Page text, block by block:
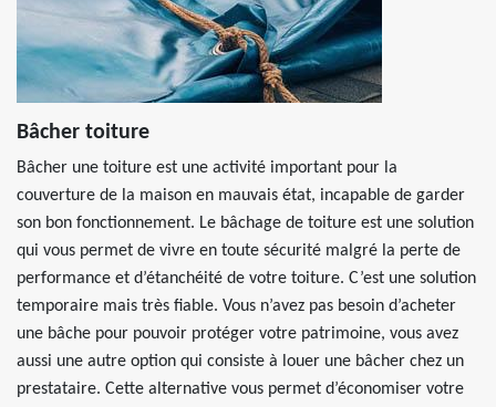
Bâcher toiture
Bâcher une toiture est une activité important pour la
couverture de la maison en mauvais état, incapable de garder
son bon fonctionnement. Le bâchage de toiture est une solution
qui vous permet de vivre en toute sécurité malgré la perte de
performance et d’étanchéité de votre toiture. C’est une solution
temporaire mais très fiable. Vous n’avez pas besoin d’acheter
une bâche pour pouvoir protéger votre patrimoine, vous avez
aussi une autre option qui consiste à louer une bâcher chez un
prestataire. Cette alternative vous permet d’économiser votre